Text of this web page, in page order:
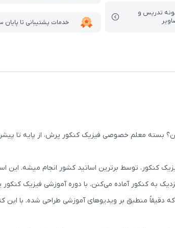
تدریس‌ و
خدمات پشتیبانی تا
معلم خصوصی فیزیک کنکور پرش، از پایه تا
کنکور، توسط برترین اساتید کشور انجام میشه. این
به کنکور آماده می‌کنن. با دوره آموزشی فیزیک
منطبق بر ویدیوهای آموزشی طراحی شده‌. با